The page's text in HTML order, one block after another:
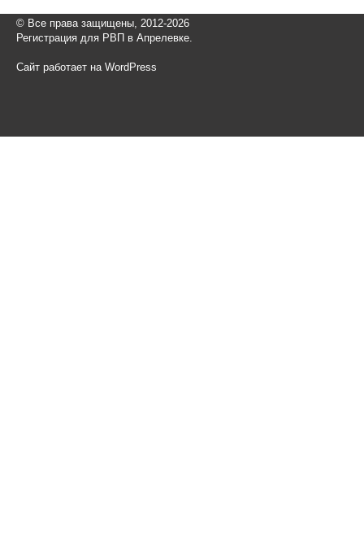
© Все права защищены, 2012-2026
Регистрация для РВП в Апрелевке.
Сайт работает на WordPress